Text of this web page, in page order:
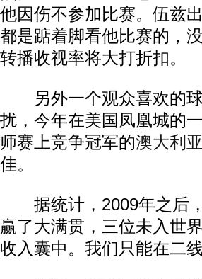
他因伤不参加比赛。伍兹
都是踮着脚看他比赛的，
转播收视率将大打折扣。
另外一个观众喜欢的
扰，今年在美国凤凰城的
师赛上竞争冠军的澳大利亚
佳。
据统计，2009年之后，
赢了大满贯，三位未入世
收入囊中。我们只能在二